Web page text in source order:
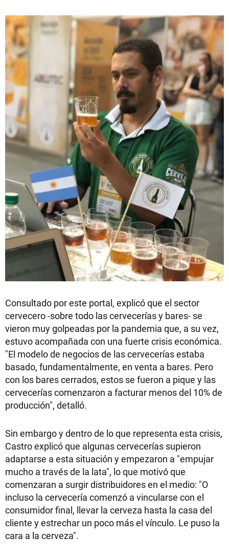
Consultado por este portal, explicó que el sector
cervecero -sobre todo las cervecerías y bares- se
vieron muy golpeadas por la pandemia que, a su vez,
estuvo acompañada con una fuerte crisis económica.
"El modelo de negocios de las cervecerías estaba
basado, fundamentalmente, en venta a bares. Pero
con los bares cerrados, estos se fueron a pique y las
cervecerías comenzaron a facturar menos del 10% de
producción", detalló.
Sin embargo y dentro de lo que representa esta crisis,
Castro explicó que algunas cervecerías supieron
adaptarse a esta situación y empezaron a "empujar
mucho a través de la lata", lo que motivó que
comenzaran a surgir distribuidores en el medio: "O
incluso la cervecería comenzó a vincularse con el
consumidor final, llevar la cerveza hasta la casa del
cliente y estrechar un poco más el vínculo. Le puso la
cara a la cerveza".